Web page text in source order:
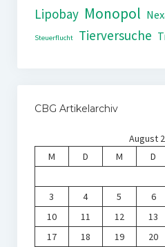
Lipobay Monopol
Steuerflucht Tierversuche
CBG Artikelarchiv
August
M
D M D
3
4 5 6
10
11 12 13
17
18 19 20